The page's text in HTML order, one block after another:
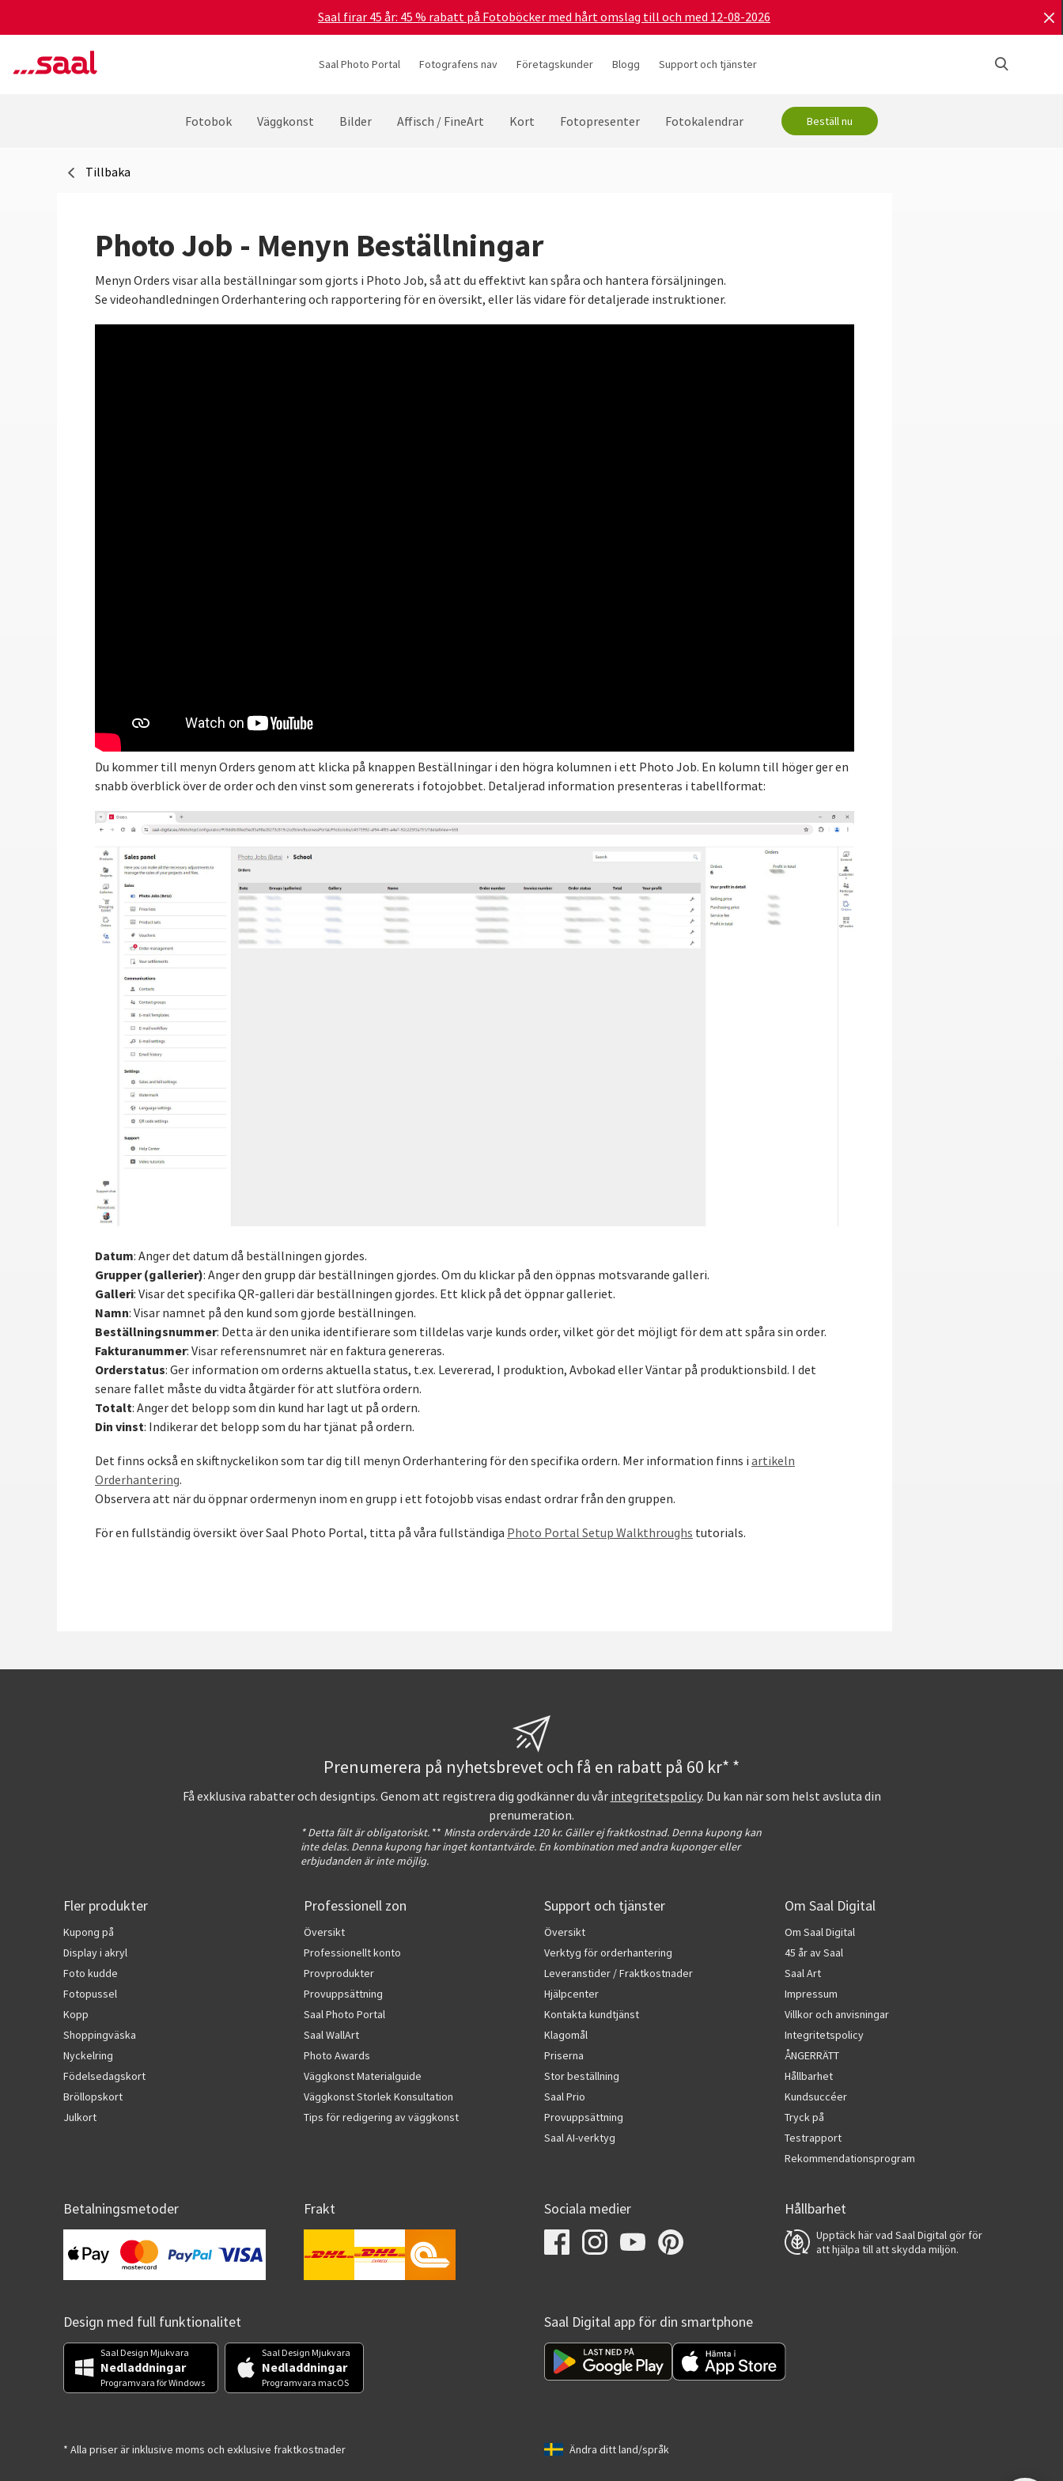
Saal firar 45 år: 45 % rabatt på Fotoböcker med hårt omslag till och med 12-08-2026
Saal Photo Portal Fotografens nav Företagskunder Blogg Support och tjänster
Fotobok Väggkonst Bilder Affisch / FineArt Kort Fotopresenter Fotokalendrar Beställ nu
Tillbaka
Photo Job - Menyn Beställningar
Menyn Orders visar alla beställningar som gjorts i Photo Job, så att du effektivt kan spåra och hantera försäljningen.
Se videohandledningen Orderhantering och rapportering för en översikt, eller läs vidare för detaljerade instruktioner.
Du kommer till menyn Orders genom att klicka på knappen Beställningar i den högra kolumnen i ett Photo Job. En kolumn till höger ger en
snabb överblick över de order och den vinst som genererats i fotojobbet. Detaljerad information presenteras i tabellformat:
Datum: Anger det datum då beställningen gjordes.
Grupper (gallerier): Anger den grupp där beställningen gjordes. Om du klickar på den öppnas motsvarande galleri.
Galleri: Visar det specifika QR-galleri där beställningen gjordes. Ett klick på det öppnar galleriet.
Namn: Visar namnet på den kund som gjorde beställningen.
Beställningsnummer: Detta är den unika identifierare som tilldelas varje kunds order, vilket gör det möjligt för dem att spåra sin order.
Fakturanummer: Visar referensnumret när en faktura genereras.
Orderstatus: Ger information om orderns aktuella status, t.ex. Levererad, I produktion, Avbokad eller Väntar på produktionsbild. I det
senare fallet måste du vidta åtgärder för att slutföra ordern.
Totalt: Anger det belopp som din kund har lagt ut på ordern.
Din vinst: Indikerar det belopp som du har tjänat på ordern.
Det finns också en skiftnyckelikon som tar dig till menyn Orderhantering för den specifika ordern. Mer information finns i artikeln
Orderhantering.
Observera att när du öppnar ordermenyn inom en grupp i ett fotojobb visas endast ordrar från den gruppen.
För en fullständig översikt över Saal Photo Portal, titta på våra fullständiga Photo Portal Setup Walkthroughs tutorials.
Prenumerera på nyhetsbrevet och få en rabatt på 60 kr* *
Få exklusiva rabatter och designtips. Genom att registrera dig godkänner du vår integritetspolicy. Du kan när som helst avsluta din
prenumeration.
* Detta fält är obligatoriskt. ** Minsta ordervärde 120 kr. Gäller ej fraktkostnad. Denna kupong kan
inte delas. Denna kupong har inget kontantvärde. En kombination med andra kuponger eller
erbjudanden är inte möjlig.
Fler produkter
Kupong på
Display i akryl
Foto kudde
Fotopussel
Kopp
Shoppingväska
Nyckelring
Födelsedagskort
Bröllopskort
Julkort
Professionell zon
Översikt
Professionellt konto
Provprodukter
Provuppsättning
Saal Photo Portal
Saal WallArt
Photo Awards
Väggkonst Materialguide
Väggkonst Storlek Konsultation
Tips för redigering av väggkonst
Support och tjänster
Översikt
Verktyg för orderhantering
Leveranstider / Fraktkostnader
Hjälpcenter
Kontakta kundtjänst
Klagomål
Priserna
Stor beställning
Saal Prio
Provuppsättning
Saal AI-verktyg
Om Saal Digital
Om Saal Digital
45 år av Saal
Saal Art
Impressum
Villkor och anvisningar
Integritetspolicy
ÅNGERRÄTT
Hållbarhet
Kundsuccéer
Tryck på
Testrapport
Rekommendationsprogram
Betalningsmetoder Frakt Sociala medier Hållbarhet
Upptäck här vad Saal Digital gör för
att hjälpa till att skydda miljön.
Design med full funktionalitet
Saal Design Mjukvara
Nedladdningar
Programvara för Windows
Saal Design Mjukvara
Nedladdningar
Programvara macOS
Saal Digital app för din smartphone
* Alla priser är inklusive moms och exklusive fraktkostnader Ändra ditt land/språk